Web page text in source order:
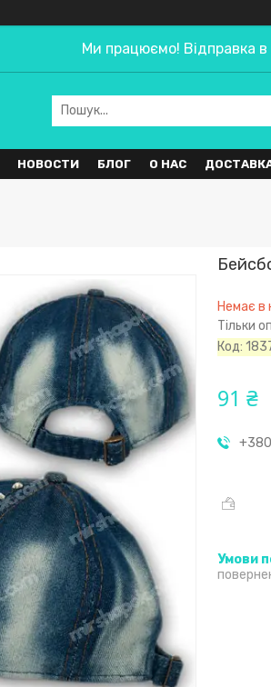
Ми працюємо! Відправка
НОВОСТИ БЛОГ О НАС
Немає в
Тільки
Код:
91 ₴